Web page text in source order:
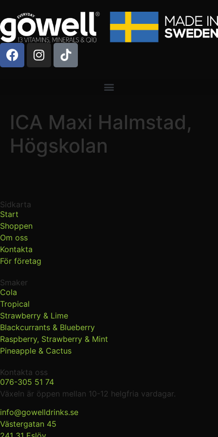
ICA Maxi Halmstad,
Högskolan
Sidkarta
Start
Shoppen
Om oss
Kontakta
För företag
Smaker
Cola
Tropical
Strawberry & Lime
Blackcurrants & Blueberry
Raspberry, Strawberry & Mint
Pineapple & Cactus
Kontakta oss
076-305 51 74
Växeln är öppen mellan 10-12 helgfria vardagar.
info@gowelldrinks.se
Västergatan 45